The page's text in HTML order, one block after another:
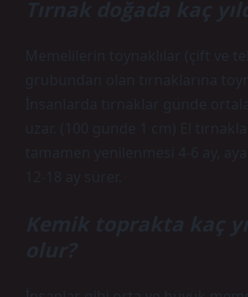
Tırnak doğada kaç
Memelilerin toynaklılar (çift ve tek
grubundan olan tırnaklarına
İnsanlarda tırnaklar günde
uzar. (100 günde 1 cm) El
tamamen yenilenmesi 4-6 ay,
12-18 ay sürer.
Kemik toprakta kaç
olur?